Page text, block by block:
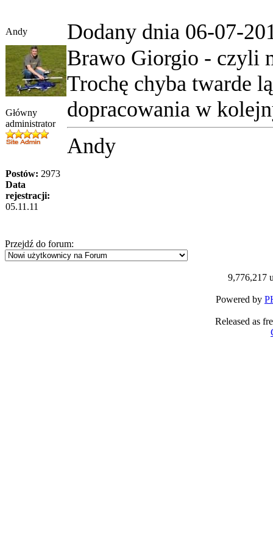
Andy Dodany dnia 06-07-
Główny
administrator
Postów: 2973
Data
rejestracji:
05.11.11
Brawo Giorgio - czyli
Trochę chyba twarde
dopracowania w
Andy
Przejdź do forum:
9,776,217
Powered by
Released as